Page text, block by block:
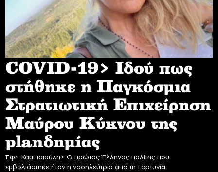
COVID-19> Iδού πως
στήθηκε η Παγκόσμια
Στρατιωτική Επιχείρηση
Mαύρου Κύκνου της
planδημίας
Έφη Καμπισιούλη> Ο πρώτος Έλληνας πολίτης που
εμβολιάστηκε ήταν η νοσηλεύτρια από τη Γορτυνία